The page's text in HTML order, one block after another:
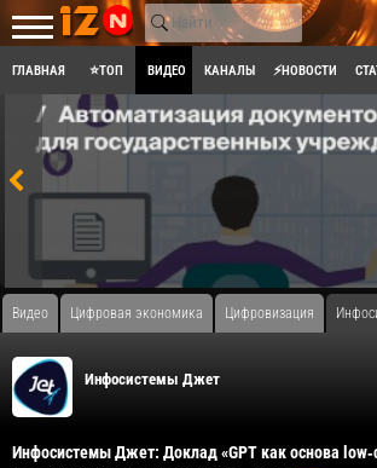
ГЛАВНАЯ ⭐ТОП ВИДЕО КАНАЛЫ ⚡НОВОСТИ
Видео Цифровая экономика Цифровизация
Инфосистемы Джет
Инфосистемы Джет: Доклад «GPT как основа